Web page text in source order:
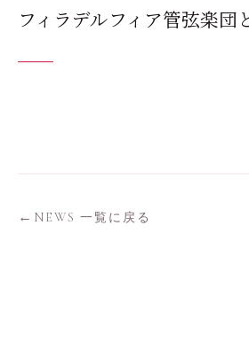
フィラデルフィア管弦楽団
NEWS 一覧に戻る